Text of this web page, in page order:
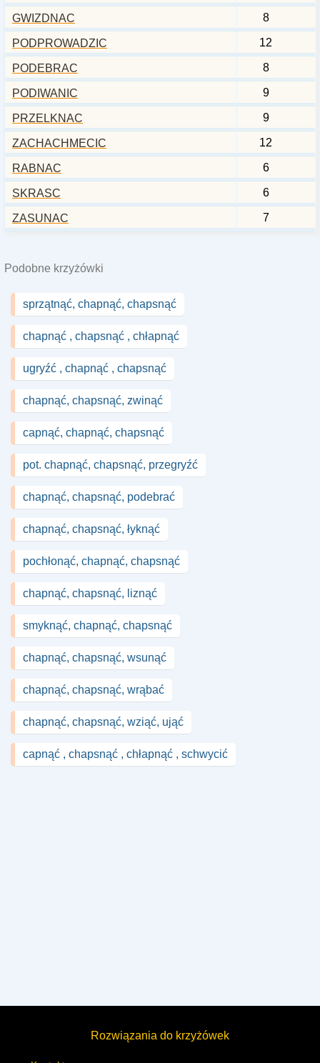
GWIZDNAC 8
PODPROWADZIC 12
PODEBRAC 8
PODIWANIC 9
PRZELKNAC 9
ZACHACHMECIC 12
RABNAC 6
SKRASC 6
ZASUNAC 7
Podobne krzyżówki
sprzątnąć, chapnąć, chapsnąć
chapnąć , chapsnąć , chłapnąć
ugryźć , chapnąć , chapsnąć
chapnąć, chapsnąć, zwinąć
capnąć, chapnąć, chapsnąć
pot. chapnąć, chapsnąć, przegryźć
chapnąć, chapsnąć, podebrać
chapnąć, chapsnąć, łyknąć
pochłonąć, chapnąć, chapsnąć
chapnąć, chapsnąć, liznąć
smyknąć, chapnąć, chapsnąć
chapnąć, chapsnąć, wsunąć
chapnąć, chapsnąć, wrąbać
chapnąć, chapsnąć, wziąć, ująć
capnąć , chapsnąć , chłapnąć , schwycić
Rozwiązania do krzyżówek